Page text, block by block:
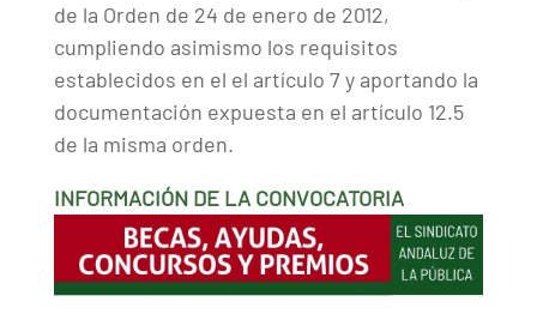
de la Orden de 24 de enero de 2012,
cumpliendo asimismo los requisitos
establecidos en el el artículo 7 y aportando la
documentación expuesta en el artículo 12.5
de la misma orden.
INFORMACIÓN DE LA CONVOCATORIA